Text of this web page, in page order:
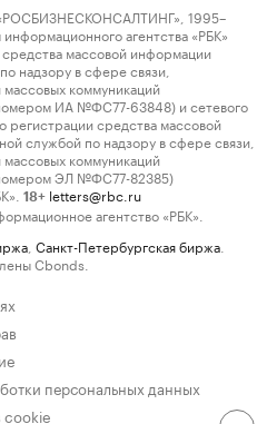
1995–
агентства «РБК»
массовой информации
надзору в сфере связи,
коммуникаций
ИА №ФС77-63848) и сетевого
регистрации средства массовой
службой по надзору в сфере связи,
коммуникаций
ЭЛ №ФС77-82385)
18+ letters@rbc.ru
агентство «РБК».
Санкт-Петербургская биржа
Cbonds.
персональных данных
cookie